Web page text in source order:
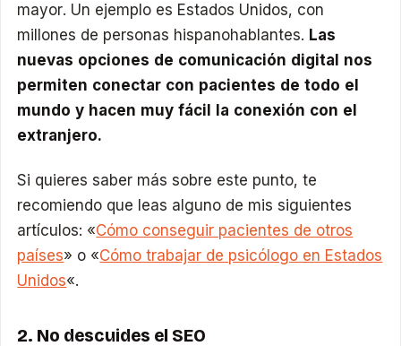
mayor. Un ejemplo es Estados Unidos, con
millones de personas hispanohablantes. Las
nuevas opciones de comunicación digital nos
permiten conectar con pacientes de todo el
mundo y hacen muy fácil la conexión con el
extranjero.
Si quieres saber más sobre este punto, te
recomiendo que leas alguno de mis siguientes
artículos: «Cómo conseguir pacientes de otros
países» o «Cómo trabajar de psicólogo en Estados
Unidos«.
2. No descuides el SEO